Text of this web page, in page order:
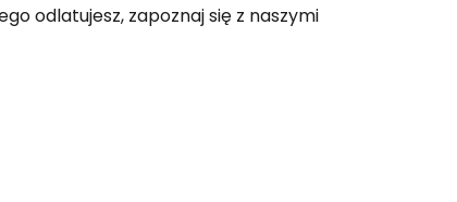
odlatujesz, zapoznaj się z naszymi